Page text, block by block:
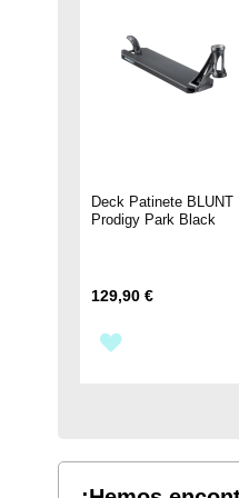
DE
DESEOS
Deck Patinete BLUNT
Prodigy Park Black
129,90 €